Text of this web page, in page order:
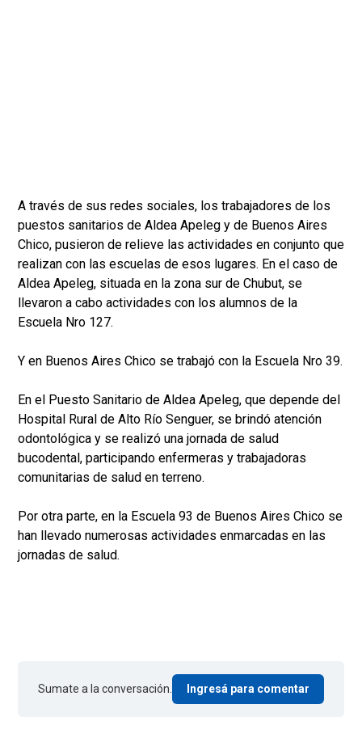
A través de sus redes sociales, los trabajadores de los
puestos sanitarios de Aldea Apeleg y de Buenos Aires
Chico, pusieron de relieve las actividades en conjunto que
realizan con las escuelas de esos lugares. En el caso de
Aldea Apeleg, situada en la zona sur de Chubut, se
llevaron a cabo actividades con los alumnos de la
Escuela Nro 127.
Y en Buenos Aires Chico se trabajó con la Escuela Nro 39.
En el Puesto Sanitario de Aldea Apeleg, que depende del
Hospital Rural de Alto Río Senguer, se brindó atención
odontológica y se realizó una jornada de salud
bucodental, participando enfermeras y trabajadoras
comunitarias de salud en terreno.
Por otra parte, en la Escuela 93 de Buenos Aires Chico se
han llevado numerosas actividades enmarcadas en las
jornadas de salud.
Sumate a la conversación. Ingresá para comentar